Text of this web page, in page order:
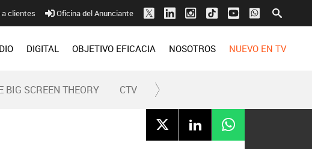
clientes Oficina del Anunciante
DIGITAL OBJETIVO EFICACIA NOSOTROS NUEVO EN TV
BIG SCREEN THEORY CTV